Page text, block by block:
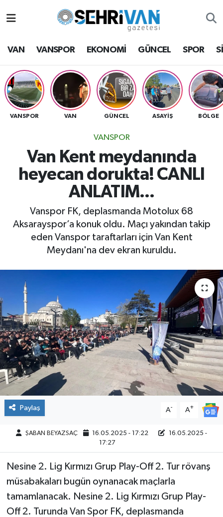
VAN VANSPOR EKONOMİ GÜNCEL SPOR
VANSPOR VAN GÜNCEL ASAYİŞ BÖLGE
VANSPOR
Van Kent meydanında
heyecan dorukta! CANLI
ANLATIM...
Vanspor FK, deplasmanda Motolux 68
Aksarayspor’a konuk oldu. Maçı yakından takip
eden Vanspor taraftarları için Van Kent
Meydanı'na dev ekran kuruldu.
Paylaş A- A+
ŞABAN BEYAZSAÇ 16.05.2025 - 17:22
16.05.2025 -
17:27
Nesine 2. Lig Kırmızı Grup Play-Off 2. Tur rövanş
müsabakaları bugün oynanacak maçlarla
tamamlanacak. Nesine 2. Lig Kırmızı Grup Play-
Off 2. Turunda Van Spor FK, deplasmanda
Van Hava Durumu
VAN Namaz Vakitleri
Van Trafik Yoğunluk Haritası
Süper Lig Puan Durumu ve Fikstür
Tüm Manşetler
Son Dakika Haberleri
Haber Arşivi